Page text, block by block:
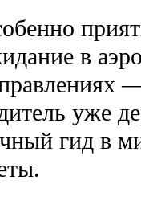
в
уже
гид в